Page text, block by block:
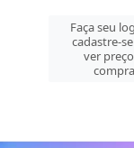
cadastre-
ver